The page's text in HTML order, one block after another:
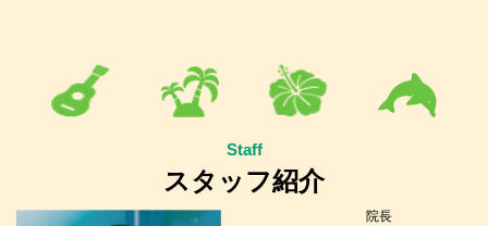
Staff
スタッフ紹介
院長